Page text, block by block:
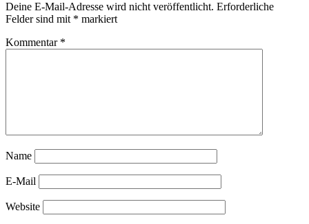
Deine E-Mail-Adresse wird nicht veröffentlicht. Erforderliche
Felder sind mit * markiert
Kommentar *
Name
E-Mail
Website